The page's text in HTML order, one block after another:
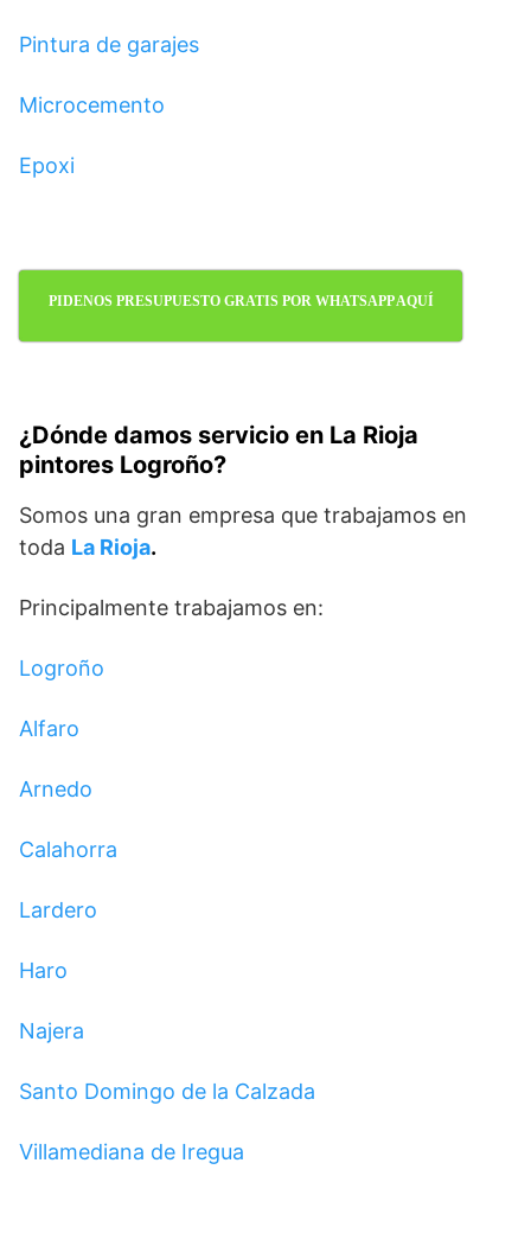
Pintura de garajes
Microcemento
Epoxi
PIDENOS PRESUPUESTO GRATIS POR WHATSAPP AQUÍ
¿Dónde damos servicio en La Rioja
pintores Logroño?
Somos una gran empresa que trabajamos en
toda La Rioja.
Principalmente trabajamos en:
Logroño
Alfaro
Arnedo
Calahorra
Lardero
Haro
Najera
Santo Domingo de la Calzada
Villamediana de Iregua